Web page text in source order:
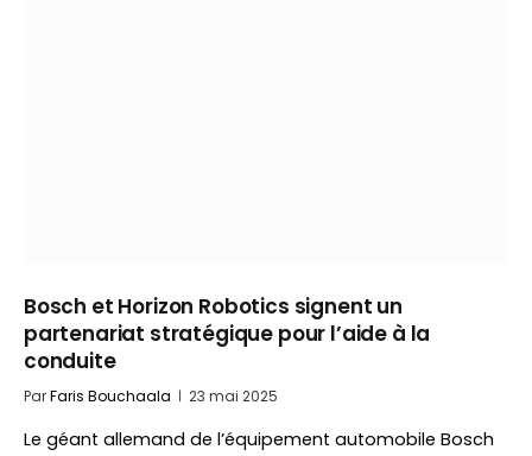
Bosch et Horizon Robotics signent un
partenariat stratégique pour l’aide à la
conduite
ParFaris Bouchaala 23 mai 2025
Le géant allemand de l’équipement automobile Bosch